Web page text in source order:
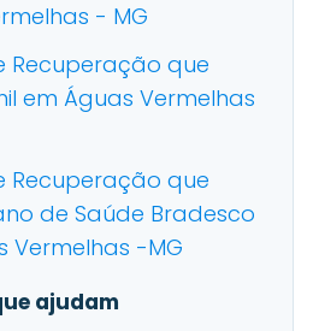
- MG
Recuperação que
em Águas Vermelhas
Recuperação que
de Saúde Bradesco
Vermelhas -MG
ajudam